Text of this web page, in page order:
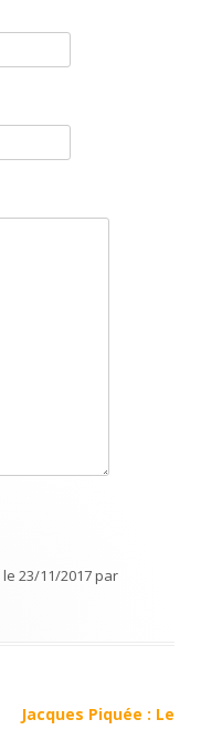
le 23/11/2017par
Jacques Piquée : Le